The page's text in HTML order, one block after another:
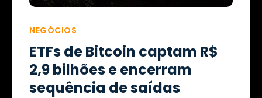
NEGÓCIOS
ETFs de Bitcoin captam R$
2,9 bilhões e encerram
sequência de saídas